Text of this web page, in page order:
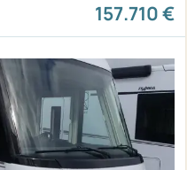
157.710 €